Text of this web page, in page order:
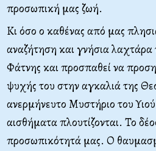
προσωπική μας ζωή.
Κι όσο ο καθένας από μας
αναζήτηση και γνήσια
Φάτνης και προσπαθεί να
ψυχής του στην αγκαλιά της
ανερμήνευτο Μυστήριο του
αισθήματα πλουτίζονται. Το
προσωπικότητά μας. Ο